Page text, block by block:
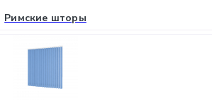
Римские шторы